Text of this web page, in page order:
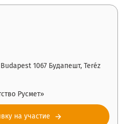
1067 Будапешт, Teréz
Русмет»
на участие